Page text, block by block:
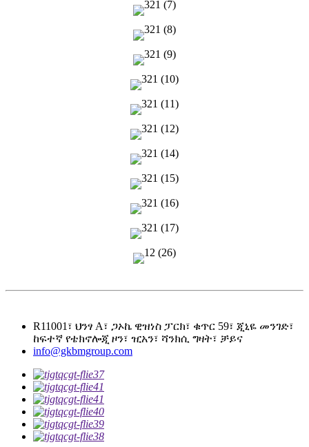
R11001፣ ህንፃ A፣ ጋኦኬ ዊዝነስ ፓርክ፣ ቁጥር 59፣ ጂኒዬ መንገድ፣
ከፍተኛ የቴክኖሎጂ ዞን፣ ዢአን፣ ሻንክሲ ግዛት፣ ቻይና
info@gkbmgroup.com